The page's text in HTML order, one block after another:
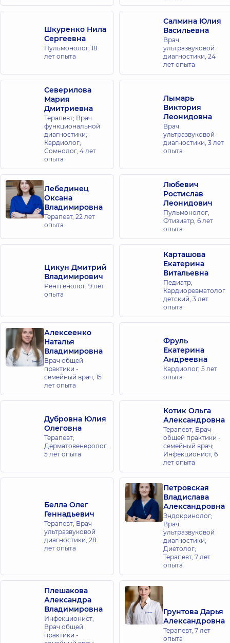
Шкуренко Нила
Сергеевна
Пульмонолог, 18
лет опыта
Салмина Юлия
Васильевна
Врач
ультразвуковой
диагностики, 24
лет опыта
Северилова
Мария
Дмитриевна
Терапевт; Врач
функциональной
диагностики;
Кардиолог;
Сомнолог, 4 лет
опыта
Лымарь
Виктория
Леонидовна
Врач
ультразвуковой
диагностики, 3 лет
опыта
Лебединец
Оксана
Владимировна
Терапевт, 22 лет
опыта
Любевич
Ростислав
Леонидович
Пульмонолог;
Фтизиатр, 6 лет
опыта
Цикун Дмитрий
Владимирович
Рентгенолог, 9 лет
опыта
Карташова
Екатерина
Витальевна
Педиатр;
Кардиоревматолог
детский, 3 лет
опыта
Алексеенко
Наталья
Владимировна
Врач общей
практики -
семейный врач, 15
лет опыта
Фруль
Екатерина
Андреевна
Кардиолог, 5 лет
опыта
Дубровна Юлия
Олеговна
Терапевт;
Дерматовенеролог,
5 лет опыта
Котик Ольга
Александровна
Терапевт; Врач
общей практики -
семейный врач;
Инфекционист, 6
лет опыта
Белла Олег
Геннадьевич
Терапевт; Врач
ультразвуковой
диагностики, 28
лет опыта
Петровская
Владислава
Александровна
Эндокринолог;
Врач
ультразвуковой
диагностики;
Диетолог;
Терапевт, 7 лет
опыта
Плешакова
Александра
Владимировна
Инфекционист;
Врач общей
практики -
Грунтова Дарья
Александровна
Терапевт, 7 лет
опыта